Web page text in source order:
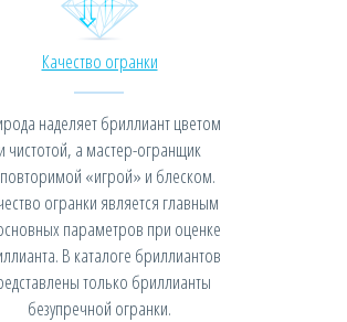
Качество огранки
наделяет бриллиант цветом
и чистотой, а мастер-огранщик
«игрой» и блеском.
огранки является главным
параметров при оценке
В каталоге бриллиантов
только бриллианты
безупречной огранки.